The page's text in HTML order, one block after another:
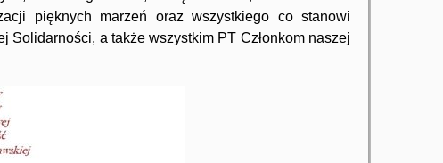
pięknych marzeń oraz wszystkiego co stanowi
Solidarności, a także wszystkim PT Członkom naszej